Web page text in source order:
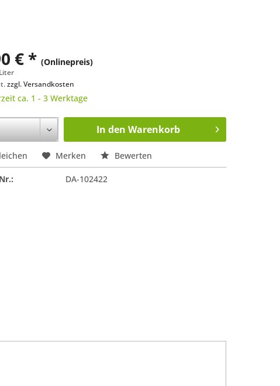
€ *(Onlinepreis)
zzgl. Versandkosten
ca. 1 - 3 Werktage
In den Warenkorb
Merken Bewerten
DA-102422